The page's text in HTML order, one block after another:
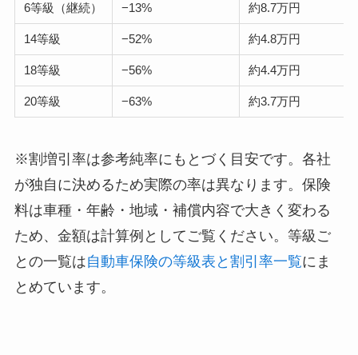
6等級（継続） −13% 約8.7万円
14等級 −52% 約4.8万円
18等級 −56% 約4.4万円
20等級 −63% 約3.7万円
※割増引率は参考純率にもとづく目安です。各社
が独自に決めるため実際の率は異なります。保険
料は車種・年齢・地域・補償内容で大きく変わる
ため、金額は計算例としてご覧ください。等級ご
との一覧は自動車保険の等級表と割引率一覧にま
とめています。